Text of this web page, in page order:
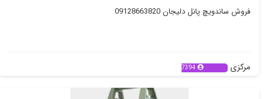
فروش ساندویچ پانل دلیجان 09128663820
مرکزی 7394